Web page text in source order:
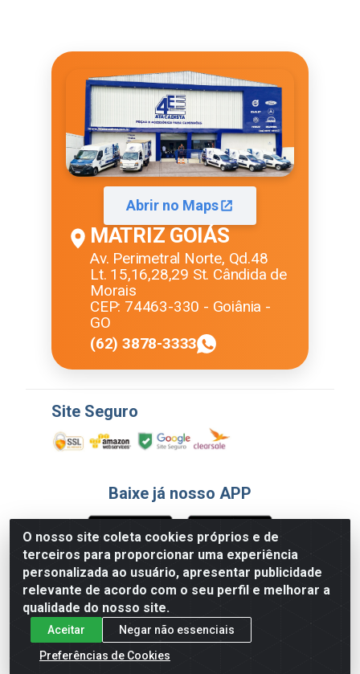
O nosso site coleta cookies próprios e de
terceiros para proporcionar uma experiência
personalizada ao usuário, apresentar publicidade
relevante de acordo com o seu perfil e melhorar a
qualidade do nosso site.
Aceitar
Negar não essenciais
Preferências de Cookies
Abrir no Maps
MATRIZ GOIÁS
Av. Perimetral Norte, Qd.48
Lt. 15,16,28,29 St. Cândida de
Morais
CEP: 74463-330 - Goiânia -
GO
(62) 3878-3333
Site Seguro
Baixe já nosso APP
Formas de Pagamento